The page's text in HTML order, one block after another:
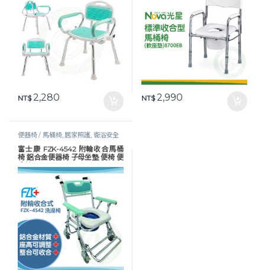
NT$2,280 NT$2,990
便器椅 / 馬桶椅, 居家照護, 衛浴安全
富士康 FZK-4542 附輪收合馬桶
椅 鋁合金便器椅 子母坐墊 便椅 便
盆椅